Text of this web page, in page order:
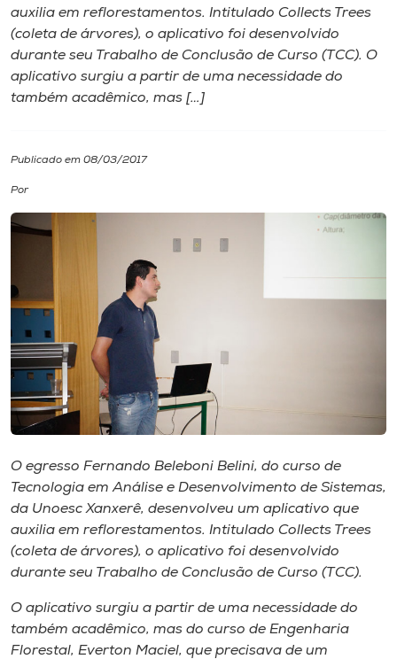
Internacionalização
I.nova
Cultura
Biblioteca
Editora
Rádio
Unoesc
Store
Selecione
o idioma
auxilia em reflorestamentos. Intitulado Collects Trees
(coleta de árvores), o aplicativo foi desenvolvido
durante seu Trabalho de Conclusão de Curso (TCC). O
aplicativo surgiu a partir de uma necessidade do
também acadêmico, mas […]
Publicado em 08/03/2017
Por
O egresso Fernando Beleboni Belini, do curso de
Tecnologia em Análise e Desenvolvimento de Sistemas,
da Unoesc Xanxerê, desenvolveu um aplicativo que
auxilia em reflorestamentos. Intitulado Collects Trees
(coleta de árvores), o aplicativo foi desenvolvido
durante seu Trabalho de Conclusão de Curso (TCC).
O aplicativo surgiu a partir de uma necessidade do
também acadêmico, mas do curso de Engenharia
Florestal, Everton Maciel, que precisava de um